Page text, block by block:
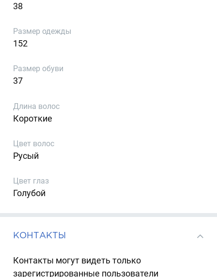
38
Размер одежды
152
Размер обуви
37
Длина волос
Короткие
Цвет волос
Русый
Цвет глаз
Голубой
КОНТАКТЫ
Контакты могут видеть только
зарегистрированные пользователи